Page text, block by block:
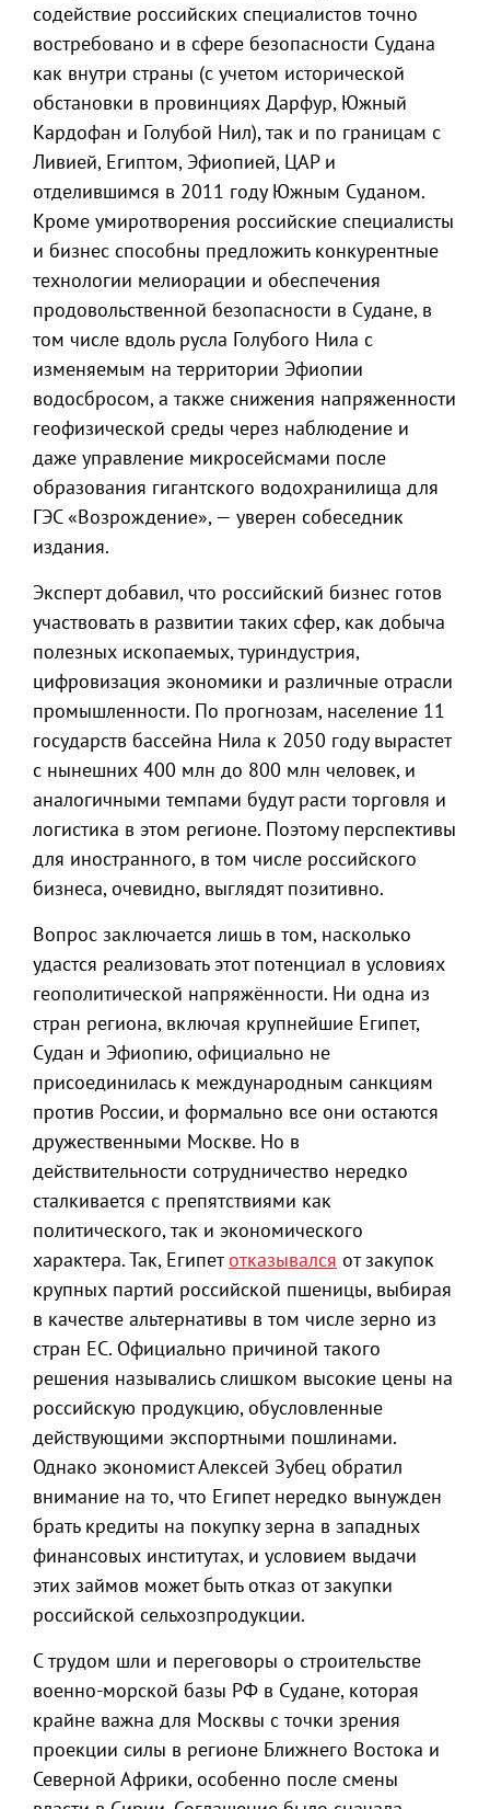
содействие российских специалистов точно
востребовано и в сфере безопасности Судана
как внутри страны (с учетом исторической
обстановки в провинциях Дарфур, Южный
Кардофан и Голубой Нил), так и по границам с
Ливией, Египтом, Эфиопией, ЦАР и
отделившимся в 2011 году Южным Суданом.
Кроме умиротворения российские специалисты
и бизнес способны предложить конкурентные
технологии мелиорации и обеспечения
продовольственной безопасности в Судане, в
том числе вдоль русла Голубого Нила с
изменяемым на территории Эфиопии
водосбросом, а также снижения напряженности
геофизической среды через наблюдение и
даже управление микросейсмами после
образования гигантского водохранилища для
ГЭС «Возрождение», — уверен собеседник
издания.
Эксперт добавил, что российский бизнес готов
участвовать в развитии таких сфер, как добыча
полезных ископаемых, туриндустрия,
цифровизация экономики и различные отрасли
промышленности. По прогнозам, население 11
государств бассейна Нила к 2050 году вырастет
с нынешних 400 млн до 800 млн человек, и
аналогичными темпами будут расти торговля и
логистика в этом регионе. Поэтому перспективы
для иностранного, в том числе российского
бизнеса, очевидно, выглядят позитивно.
Вопрос заключается лишь в том, насколько
удастся реализовать этот потенциал в условиях
геополитической напряжённости. Ни одна из
стран региона, включая крупнейшие Египет,
Судан и Эфиопию, официально не
присоединилась к международным санкциям
против России, и формально все они остаются
дружественными Москве. Но в
действительности сотрудничество нередко
сталкивается с препятствиями как
политического, так и экономического
характера. Так, Египетотказывался от закупок
крупных партий российской пшеницы, выбирая
в качестве альтернативы в том числе зерно из
стран ЕС. Официально причиной такого
решения назывались слишком высокие цены на
российскую продукцию, обусловленные
действующими экспортными пошлинами.
Однако экономист Алексей Зубец обратил
внимание на то, что Египет нередко вынужден
брать кредиты на покупку зерна в западных
финансовых институтах, и условием выдачи
этих займов может быть отказ от закупки
российской сельхозпродукции.
С трудом шли и переговоры о строительстве
военно-морской базы РФ в Судане, которая
крайне важна для Москвы с точки зрения
проекции силы в регионе Ближнего Востока и
Северной Африки, особенно после смены